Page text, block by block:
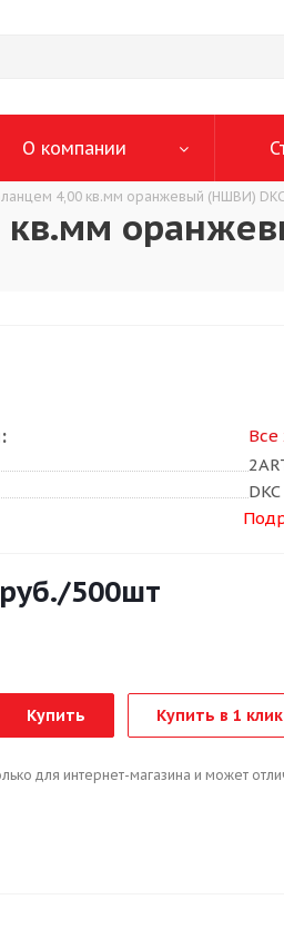
О компании
4,00 кв.мм оранжевый (НШВИ) DKC
кв.мм
Все
DKC
/500шт
Купить Купить в 1 клик
для интернет-магазина и может